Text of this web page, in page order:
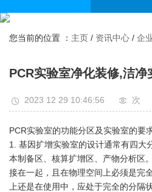
无尘车间
您当前的位置 ： 主页 / 资讯中心 / 企
PCR实验室净化装修,洁净
2023 12 29 10:46:56 次
PCR实验室的功能分区及实验室的要
1. 基因扩增实验室的设计通常有四大
本制备区、核算扩增区、产物分析区
接在一起，且在物理空间上必须是完
上还是在使用中，应处于完全的分隔